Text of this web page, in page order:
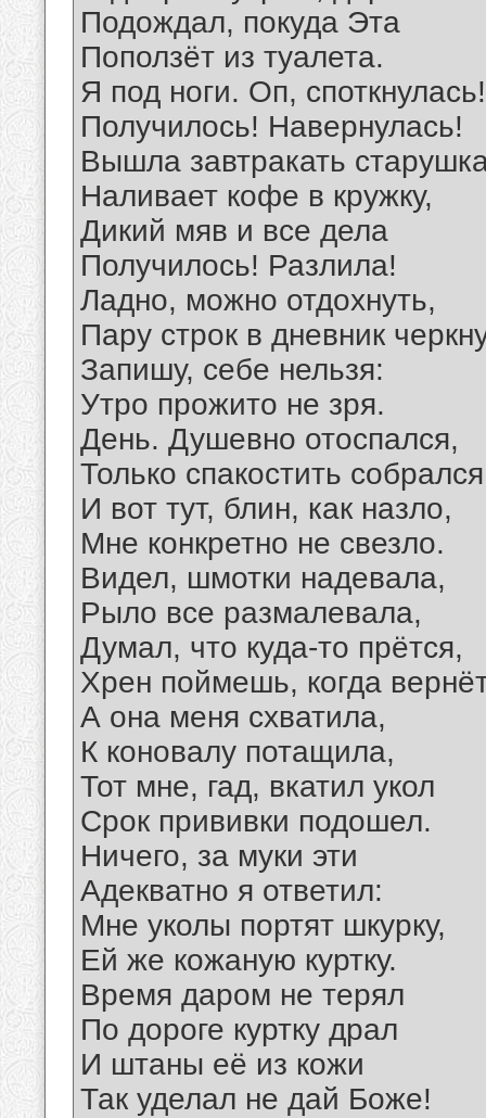
Подождал, покуда Эта
Поползёт из туалета.
Я под ноги. Оп, споткнулась!
Получилось! Навернулась!
Вышла завтракать
Наливает кофе в кружку,
Дикий мяв и все дела
Получилось! Разлила!
Ладно, можно отдохнуть,
Пару строк в дневник
Запишу, себе нельзя:
Утро прожито не зря.
День. Душевно отоспался,
Только спакостить собрался
И вот тут, блин, как назло,
Мне конкретно не свезло.
Видел, шмотки надевала,
Рыло все размалевала,
Думал, что куда-то прётся,
Хрен поймешь, когда
А она меня схватила,
К коновалу потащила,
Тот мне, гад, вкатил укол
Срок прививки подошел.
Ничего, за муки эти
Адекватно я ответил:
Мне уколы портят шкурку,
Ей же кожаную куртку.
Время даром не терял
По дороге куртку драл
И штаны её из кожи
Так уделал не дай Боже!